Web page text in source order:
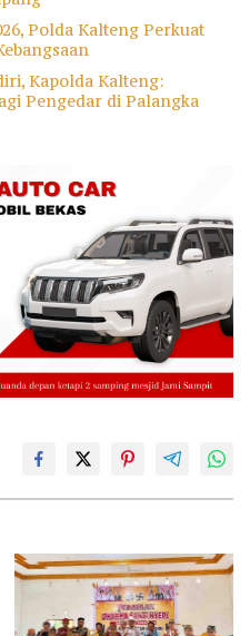
Polda Kalteng Perkuat
Kapolda Kalteng:
Pengedar di Palangka